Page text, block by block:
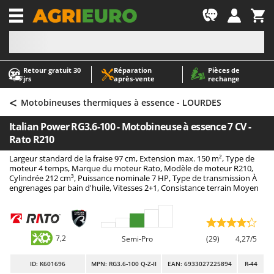
Retour gratuit 30
jrs
Réparation
après‑vente
Pièces de
rechange
-1
A
Abris de jardin
Accessoires pour tracteurs tondeuses autoportés
Aérateurs Scarificateurs pour gazon
Arracheuses de pommes de terre pour tracteur
Aspirateurs - Balais Électriques
Aspirateurs à cendres
Aspirateurs à feuilles sur roues
Aspirateurs de piscine
Aspirateurs Multifonctions
Atomiseurs agricoles pour tracteurs
Atomiseurs pour traitements
A
AgriEuro Premium
AgriEuro TOP-LINE
AGT
Aima
Airmec
AL-KO
ALA 2000
Alce
Alpina
Ama
< Motobineuses thermiques à essence - LOURDES
Italian Power RG3.6-100 - Motobineuse à essence 7 CV -
Rato R210
Largeur standard de la fraise 97 cm, Extension max. 150 m², Type de
moteur 4 temps, Marque du moteur Rato, Modèle de moteur R210,
Cylindrée 212 cm³, Puissance nominale 7 HP, Type de transmission À
engrenages par bain d'huile, Vitesses 2+1, Consistance terrain Moyen
7,2 Semi-Pro (29) 4,27/5
ID: K601696 MPN: RG3.6-100 Q-Z-II EAN: 6933027225894 R-44